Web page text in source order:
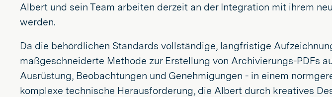
Albert und sein Team arbeiten derzeit an der Integration mit ihrem
werden.
Da die behördlichen Standards vollständige, langfristige
maßgeschneiderte Methode zur Erstellung von Archivierungs-PDFs
Ausrüstung, Beobachtungen und Genehmigungen - in einem
komplexe technische Herausforderung, die Albert durch kreatives